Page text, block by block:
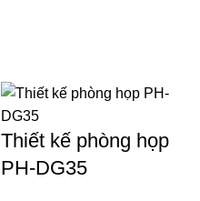
Thiết kế phòng họp
PH-DG35